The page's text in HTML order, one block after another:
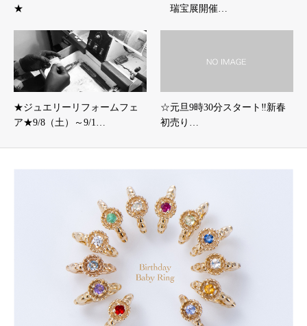
★
瑞宝展開催…
★ジュエリーリフォームフェ
ア★9/8（土）～9/1…
☆元旦9時30分スタート‼新春
初売り…